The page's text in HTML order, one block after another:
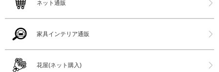
ネット通販
家具インテリア通販
花屋(ネット購入)